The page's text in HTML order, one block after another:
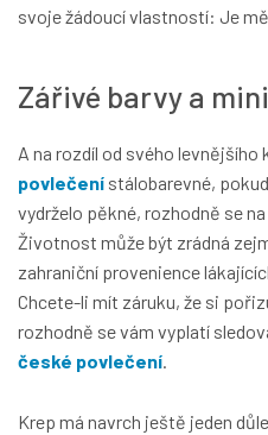
svoje žádoucí vlastností: Je
Zářivé barvy a
A na rozdíl od svého
povlečení stálobarevné,
vydrželo pěkné, rozhodně se
Životnost může být zrádná
zahraniční provenience
Chcete-li mít záruku, že si
rozhodně se vám vyplatí
české povlečení.
Krep má navrch ještě jeden